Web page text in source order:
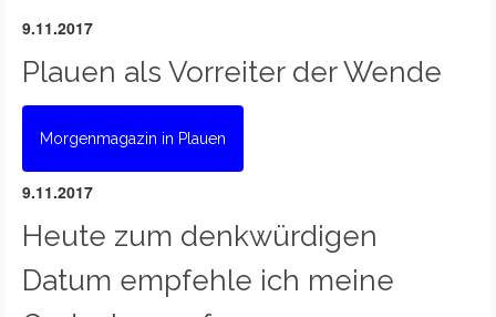
9.11.2017
Plauen als Vorreiter der Wende
Morgenmagazin in Plauen
9.11.2017
Heute zum denkwürdigen
Datum empfehle ich meine